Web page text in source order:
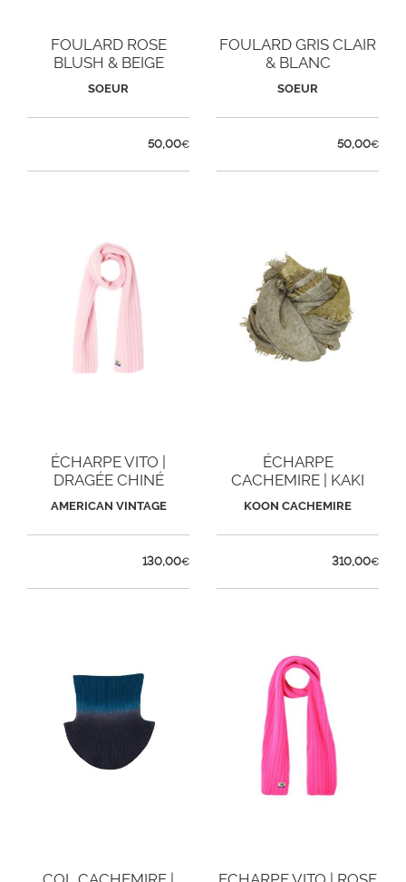
FOULARD ROSE
BLUSH & BEIGE
SOEUR
50,00€
FOULARD GRIS CLAIR
& BLANC
SOEUR
50,00€
ÉCHARPE VITO |
DRAGÉE CHINÉ
AMERICAN VINTAGE
130,00€
ÉCHARPE
CACHEMIRE | KAKI
KOON CACHEMIRE
310,00€